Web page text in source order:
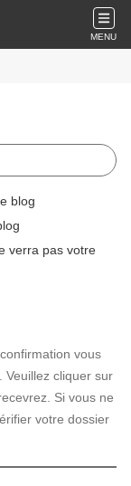
MENU
blog
verra pas votre
vous
Veuillez cliquer sur
Si vous ne
votre dossier